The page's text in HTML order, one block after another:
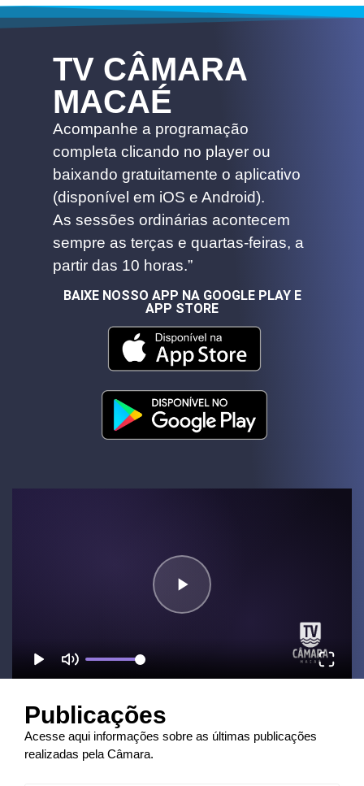
TV CÂMARA
MACAÉ
Acompanhe a programação
completa clicando no player ou
baixando gratuitamente o aplicativo
(disponível em iOS e Android).
As sessões ordinárias acontecem
sempre as terças e quartas-feiras, a
partir das 10 horas.”
BAIXE NOSSO APP NA GOOGLE PLAY E
APP STORE
Publicações
Acesse aqui informações sobre as últimas publicações
realizadas pela Câmara.